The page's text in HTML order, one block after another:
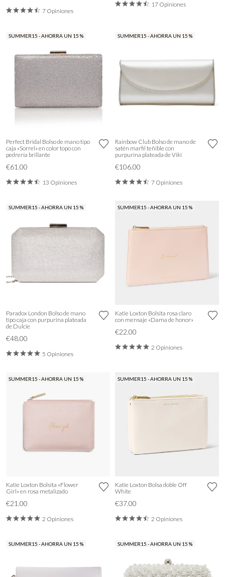
7 Opiniones
17 Opiniones
SUMMER15 - AHORRA UN 15 %
Perfect Bridal Bolso de mano tipo
caja «Sorrel» en color topo con
pedrería brillante
€61.00
13 Opiniones
SUMMER15 - AHORRA UN 15 %
Rainbow Club Bolso de mano de
satén marfil teñible con
purpurina plateada de Viki
€106.00
7 Opiniones
SUMMER15 - AHORRA UN 15 %
Paradox London Bolso de mano
tipo caja con purpurina plateada
de Dulcie
€48.00
5 Opiniones
SUMMER15 - AHORRA UN 15 %
Katie Loxton Bolsita rosa claro
con mensaje «Dama de honor»
€22.00
2 Opiniones
SUMMER15 - AHORRA UN 15 %
Katie Loxton Bolsita «Flower
Girl» en rosa metalizado
€21.00
2 Opiniones
SUMMER15 - AHORRA UN 15 %
Katie Loxton Bolsa doble Off
White
€37.00
2 Opiniones
SUMMER15 - AHORRA UN 15 % SUMMER15 - AHORRA UN 15 %